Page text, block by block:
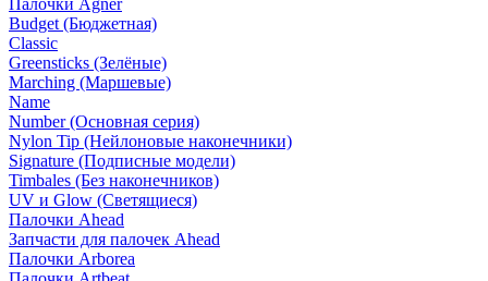
Палочки Agner
Budget (Бюджетная)
Classic
Greensticks (Зелёные)
Marching (Маршевые)
Name
Number (Основная серия)
Nylon Tip (Нейлоновые наконечники)
Signature (Подписные модели)
Timbales (Без наконечников)
UV и Glow (Светящиеся)
Палочки Ahead
Запчасти для палочек Ahead
Палочки Arborea